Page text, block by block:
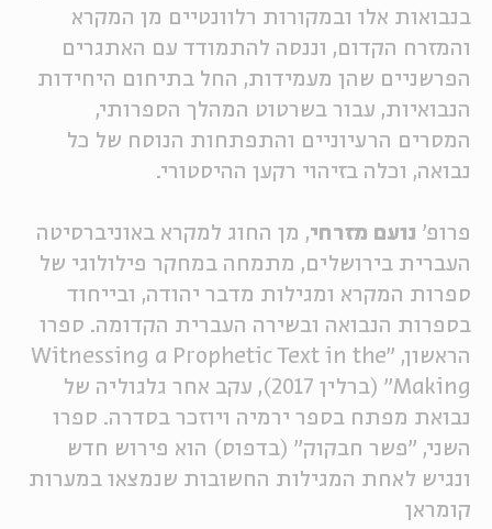
בנבואות אלו ובמקורות רלוונטיים מן המקרא
והמזרח הקדום, וננסה להתמודד עם האתגרים
הפרשניים שהן מעמידות, החל בתיחום היחידות
הנבואיות, עבור בשרטוט המהלך הספרותי,
המסרים הרעיוניים והתפתחות הנוסח של כל
נבואה, וכלה בזיהוי רקען ההיסטורי.
פרופ' נועם מזרחי, מן החוג למקרא באוניברסיטה
העברית בירושלים, מתמחה במחקר פילולוגי של
ספרות המקרא ומגילות מדבר יהודה, ובייחוד
בספרות הנבואה ובשירה העברית הקדומה. ספרו
הראשון, "Witnessing a Prophetic Text in the
Making" (ברלין 2017), עקב אחר גלגוליה של
נבואת מפתח בספר ירמיה ויוזכר בסדרה. ספרו
השני, "פשר חבקוק" (בדפוס) הוא פירוש חדש
ונגיש לאחת המגילות החשובות שנמצאו במערות
קומראן